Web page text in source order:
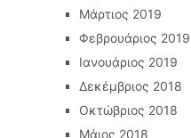
Μάρτιος 2019
Φεβρουάριος 2019
Ιανουάριος 2019
Δεκέμβριος 2018
Οκτώβριος 2018
Μάιος 2018